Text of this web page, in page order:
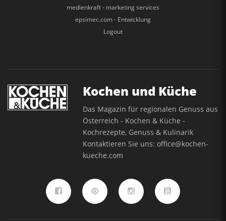
medienkraft - marketing services
epsimec.com - Entwicklung
Logout
Kochen und Küche
Das Magazin für regionalen Genuss aus
Österreich - Kochen & Küche -
Kochrezepte, Genuss & Kulinarik
Kontaktieren Sie uns:office@kochen-
kueche.com